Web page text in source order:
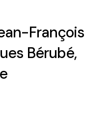
François
Bérubé,